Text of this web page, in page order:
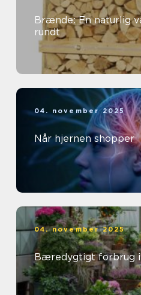
Brænde: En naturlig
rundt
04. november 2025
Når hjernen shopper
04. november 2025
Bæredygtigt forbrug